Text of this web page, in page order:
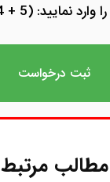
نمایید: (5 + 4)
مطالب مرتبط